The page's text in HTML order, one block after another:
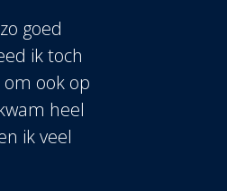
goed
ik toch
ook op
heel
ik veel